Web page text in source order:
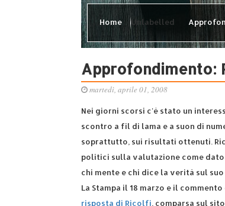
Home Unlabelled
Approfondimento:
martedì, aprile 01, 2008
Nei giorni scorsi c'è stato un
scontro a fil di lama e a suon di
soprattutto, sui risultati ottenuti.
politici sulla valutazione come
chi mente e chi dice la verità sul
La Stampa il 18 marzo e il
risposta di Ricolfi , comparsa sul